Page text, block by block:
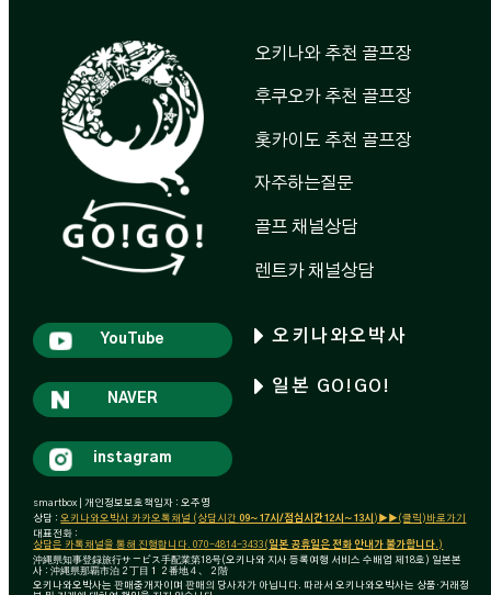
오키나와 추천 골프장
후쿠오카 추천 골프장
홋카이도 추천 골프장
자주하는질문
골프 채널상담
렌트카 채널상담
오키나와오박사
일본 GO!GO!
YouTube
NAVER
instagram
smartbox | 개인정보보호책임자 : 오주영
상담 : 오키나와오박사 카카오톡채널 (상담시간09~17시/점심시간12시~13시 )▶▶(클릭)바로가기
대표전화 :
상담은 카톡채널을 통해 진행합니다. 070-4814-3433( 일본 공휴일은 전화 안내가 불가합니다 .)
沖縄県知事登録旅行サービス手配業第18号(오키나와 지사 등록여행 서비스 수배업 제18호) 일본본
사 : 沖縄県那覇市泊２丁目１２番地４、２階
오키나와오박사는 판매중개자이며 판매의 당사자가 아닙니다. 따라서 오키나와오박사는 상품·거래정